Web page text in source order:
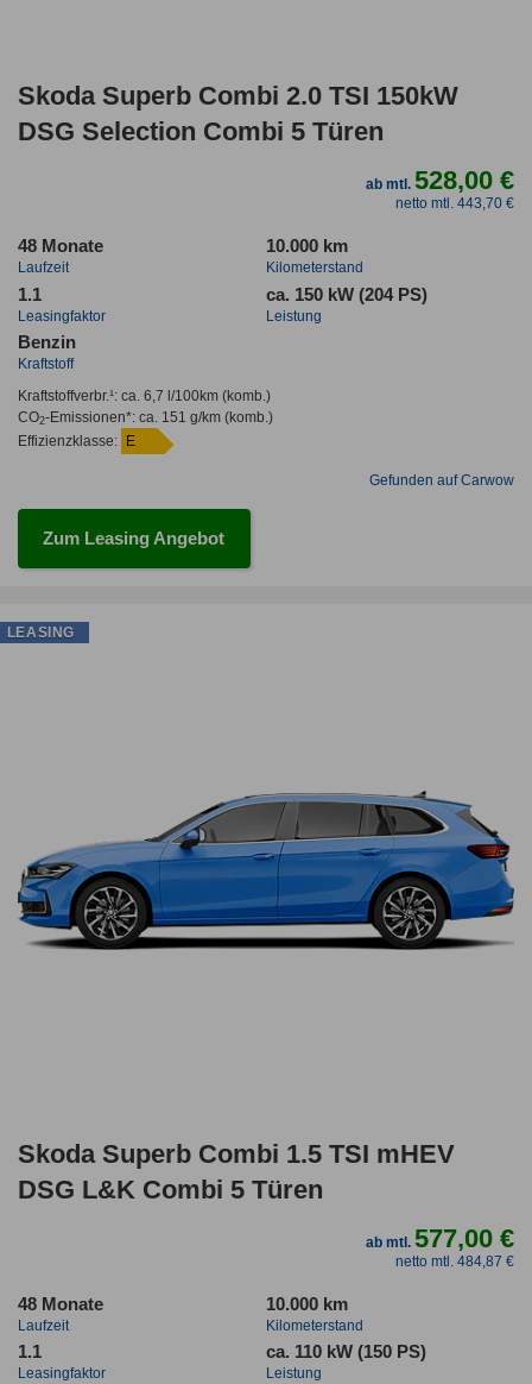
Skoda Superb Combi 2.0 TSI 150kW
DSG Selection Combi 5 Türen
ab mtl.528,00 €
netto mtl. 443,70 €
48 Monate
Laufzeit
10.000 km
Kilometerstand
1.1
Leasingfaktor
ca. 150 kW (204 PS)
Leistung
Benzin
Kraftstoff
Kraftstoffverbr.¹: ca. 6,7 l/100km(komb.)
CO2-Emissionen*: ca. 151 g/km(komb.)
Effizienzklasse: E
Gefunden auf Carwow
Zum Leasing Angebot
Skoda Superb Combi 1.5 TSI mHEV
DSG L&K Combi 5 Türen
ab mtl.577,00 €
netto mtl. 484,87 €
48 Monate
Laufzeit
10.000 km
Kilometerstand
1.1
Leasingfaktor
ca. 110 kW (150 PS)
Leistung
LEASING